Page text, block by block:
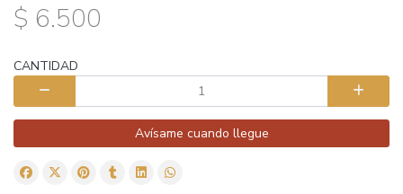
$ 6.500
CANTIDAD
Avísame cuando llegue